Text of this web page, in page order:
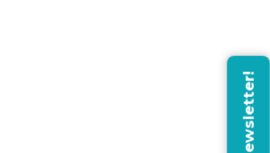
¡Newsletter!